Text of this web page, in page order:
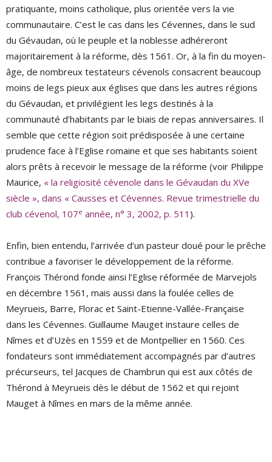
pratiquante, moins catholique, plus orientée vers la vie
communautaire. C’est le cas dans les Cévennes, dans le sud
du Gévaudan, où le peuple et la noblesse adhéreront
majoritairement à la réforme, dès 1561. Or, à la fin du moyen-
âge, de nombreux testateurs cévenols consacrent beaucoup
moins de legs pieux aux églises que dans les autres régions
du Gévaudan, et privilégient les legs destinés à la
communauté d’habitants par le biais de repas anniversaires. Il
semble que cette région soit prédisposée à une certaine
prudence face à l’Eglise romaine et que ses habitants soient
alors prêts à recevoir le message de la réforme (voir Philippe
Maurice, « la religiosité cévenole dans le Gévaudan du XVe
siècle », dans « Causses et Cévennes. Revue trimestrielle du
club cévenol, 107e année, n° 3, 2002, p. 511 ).
Enfin, bien entendu, l’arrivée d’un pasteur doué pour le prêche
contribue a favoriser le développement de la réforme.
François Thérond fonde ainsi l’Eglise réformée de Marvejols
en décembre 1561, mais aussi dans la foulée celles de
Meyrueis, Barre, Florac et Saint-Etienne-Vallée-Française
dans les Cévennes. Guillaume Mauget instaure celles de
Nîmes et d’Uzès en 1559 et de Montpellier en 1560. Ces
fondateurs sont immédiatement accompagnés par d’autres
précurseurs, tel Jacques de Chambrun qui est aux côtés de
Thérond à Meyrueis dès le début de 1562 et qui rejoint
Mauget à Nîmes en mars de la même année.